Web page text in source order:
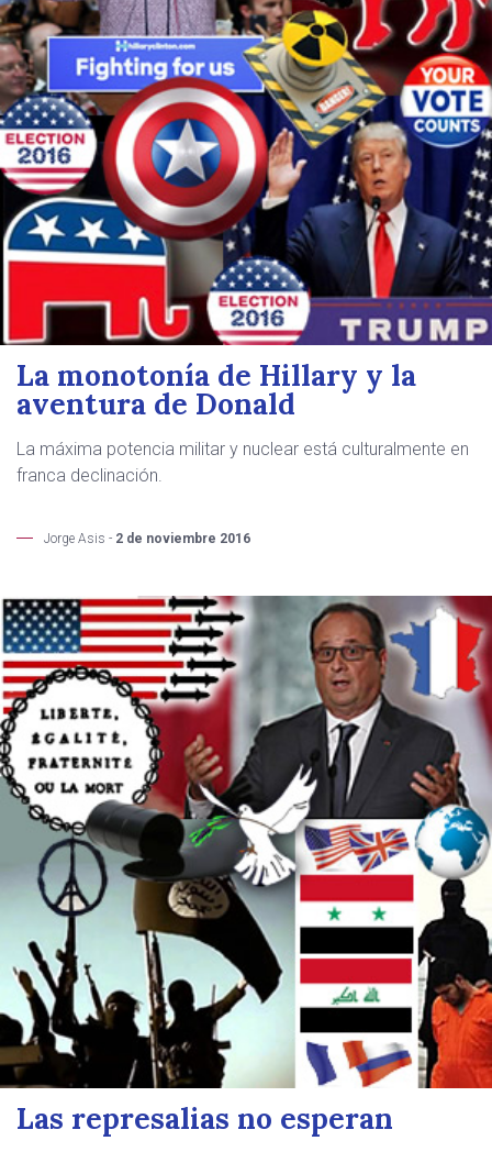
La monotonía de Hillary y la
aventura de Donald
La máxima potencia militar y nuclear está culturalmente en
franca declinación.
Jorge Asis - 2 de noviembre 2016
Las represalias no esperan